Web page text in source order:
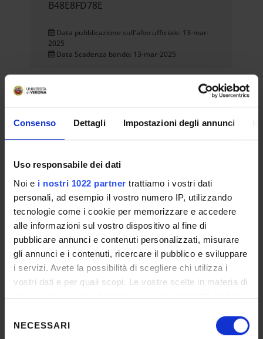
Consenso Dettagli Impostazioni degli annunci
Uso responsabile dei dati
Noi e i nostri 1022 partner trattiamo i vostri dati
personali, ad esempio il vostro numero IP, utilizzando
tecnologie come i cookie per memorizzare e accedere
alle informazioni sul vostro dispositivo al fine di
pubblicare annunci e contenuti personalizzati, misurare
gli annunci e i contenuti, ricercare il pubblico e sviluppare
i servizi. Avete la possibilità di scegliere chi utilizza i
vostri dati e per quali scopi. Le vostre scelte in materia di
privacy sono applicabili solo su questa proprietà digitale
modificare o revocare il proprio consenso in qualsiasi
delNECESSARI
B48E8FD78E
Data pubblicazione sull'albo ufficiale: 13-mar-
2025
Data Scadenza bando: 13-mar-2025
PROCEDURA NEGOZIATA SENZA
PUBBLICAZIONE DI UN BANDO,APP.
di un Upgrade del Tomografo a
Risonanza Magnetica Sperimentale
del Centro Piattaforme Tecnologiche
Università di Verona, tramite
aggiornamento della componente
elettronica, finanziato con fondi della
Regione Veneto – PR Veneto FESR
2021-2027, Azione 1.1.2 Sub. A, DGR
1237/2023 CUP B31E23000190008"-